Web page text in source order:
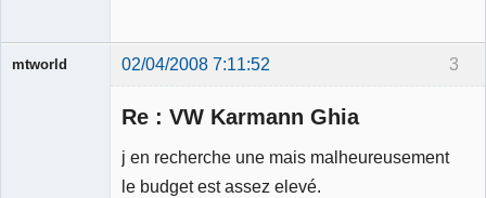
3
mtworld 02/04/2008 7:11:52
Re : VW Karmann Ghia
j en recherche une mais malheureusement
le budget est assez elevé.